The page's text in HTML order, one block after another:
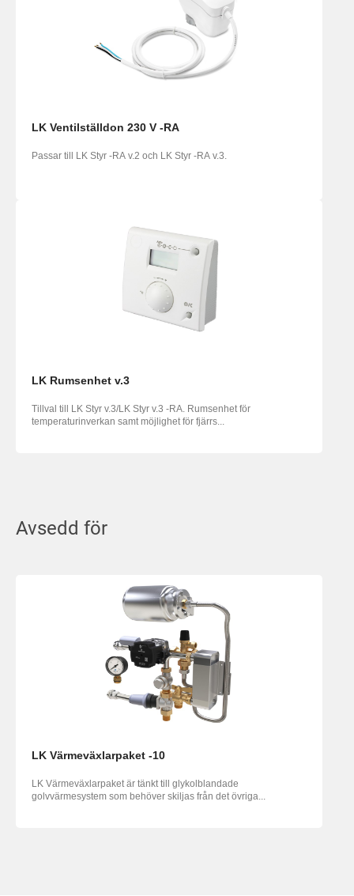
LK Ventilställdon 230 V -RA
Passar till LK Styr -RA v.2 och LK Styr -RA v.3.
LK Rumsenhet v.3
Tillval till LK Styr v.3/LK Styr v.3 -RA. Rumsenhet för
temperaturinverkan samt möjlighet för fjärrs...
Avsedd för
LK Värmeväxlarpaket -10
LK Värmeväxlarpaket är tänkt till glykolblandade
golvvärmesystem som behöver skiljas från det övriga...